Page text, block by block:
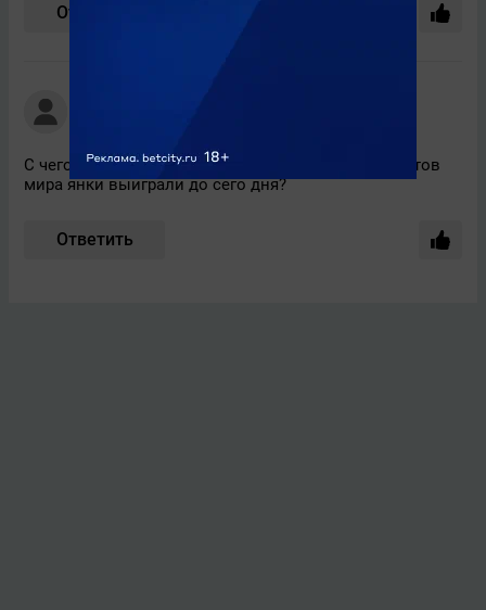
Ответить
Hector вернулся
С чего вдруг такие заявления? Сколько чемпионатов
мира янки выиграли до сего дня?
Ответить